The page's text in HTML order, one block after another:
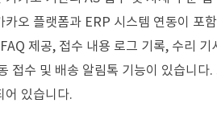
카오 플랫폼과 ERP 시스템 연동이 포
제공, 접수 내용 로그 기록, 수리
접수 및 배송 알림톡 기능이 있습니다
어 있습니다.